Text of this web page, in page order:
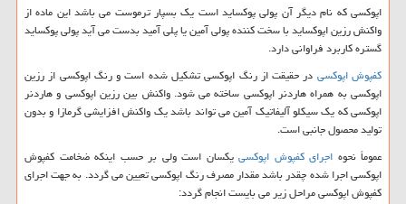
اپوکسی که نام دیگر آن پولی پوکساید است یک بسپار ترموست می باشد این ماده از
واکنش رزین اپوکساید با سخت کننده پولی آمین یا پلی آمید بدست می آید پولی پوکساید
گستره کاربرد فراوانی دارد.
کفپوش اپوکسی در حقیقت از رنگ اپوکسی تشکیل شده است و رنگ اپوکسی از رزین
اپوکسی به همراه هاردنر اپوکسی ساخته می شود. واکنش بین رزین اپوکسی و هاردنر
اپوکسی که یک سیکلو آلیفاتیک آمین می تواند باشد یک واکنش افزایشی گرمازا و بدون
تولید محصول جانبی است.
عموماً نحوه اجرای کفپوش اپوکسی یکسان است ولی بر حسب اینکه ضخامت کفپوش
اپوکسی اجرا شده چقدر باشد مقدار مصرف رنگ اپوکسی تعیین می گردد. به جهت اجرای
کفپوش اپوکسی مراحل زیر می بایست انجام گردد: